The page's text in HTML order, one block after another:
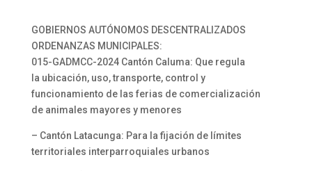
GOBIERNOS AUTÓNOMOS DESCENTRALIZADOS
ORDENANZAS MUNICIPALES:
015-GADMCC-2024 Cantón Caluma: Que regula
la ubicación, uso, transporte, control y
funcionamiento de las ferias de comercialización
de animales mayores y menores
– Cantón Latacunga: Para la fijación de límites
territoriales interparroquiales urbanos